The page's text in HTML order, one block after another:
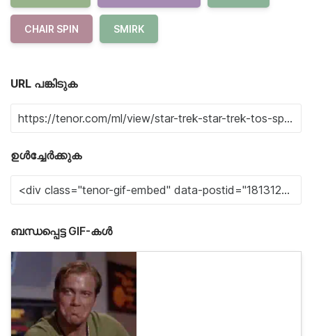
CHAIR SPIN SMIRK
URL പങ്കിടുക
ഉൾച്ചേർക്കുക
ബന്ധപ്പെട്ട GIF-കൾ